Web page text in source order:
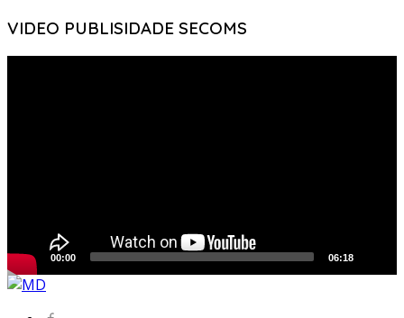
VIDEO PUBLISIDADE SECOMS
00:00 06:18